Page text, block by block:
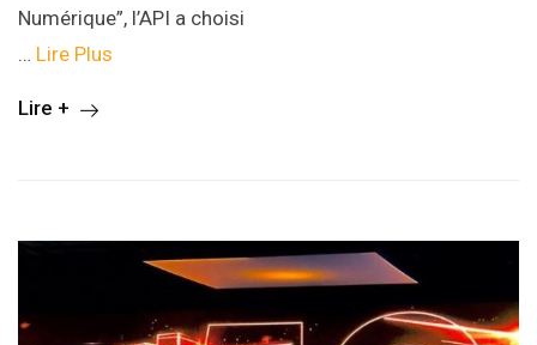
Numérique”, l’API a choisi
… Lire Plus
Lire +